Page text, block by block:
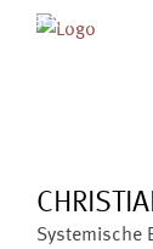
Systemische
ÜBER MICH